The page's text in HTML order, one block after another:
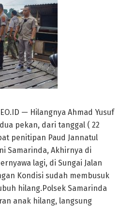
— Hilangnya Ahmad Yusuf
pekan, dari tanggal ( 22
penitipan Paud Jannatul
Samarinda, Akhirnya di
lagi, di Sungai Jalan
Kondisi sudah membusuk
hilang.Polsek Samarinda
anak hilang, langsung